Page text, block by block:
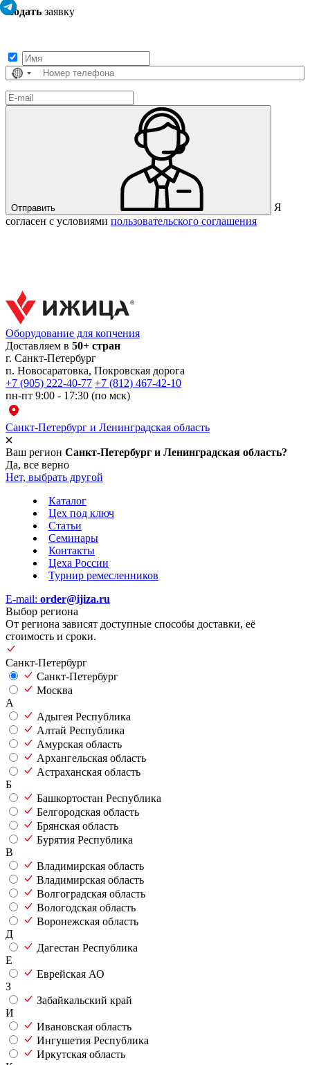
Подать заявку
Страна
выбрана
Отправить
Я
согласен с условиями пользовательского соглашения
Санкт-Петербург и Ленинградская область
Ваш регион Санкт-Петербург и Ленинградская область?
Да, все верно
Нет, выбрать другой
Оборудование для копчения
Доставляем в 50+ стран
г. Санкт-Петербург
п. Новосаратовка, Покровская дорога
+7 (905) 222-40-77 +7 (812) 467-42-10
пн-пт 9:00 - 17:30 (по мск)
Каталог
Цех под ключ
Статьи
Семинары
Контакты
Цеха России
Турнир ремесленников
E-mail: order@ijiza.ru
Выбор региона
От региона зависят доступные способы доставки, её
стоимость и сроки.
Санкт-Петербург
Санкт-Петербург
Москва
А
Адыгея Республика
Алтай Республика
Амурская область
Архангельская область
Астраханская область
Б
Башкортостан Республика
Белгородская область
Брянская область
Бурятия Республика
В
Владимирская область
Владимирская область
Волгоградская область
Вологодская область
Воронежская область
Д
Дагестан Республика
Е
Еврейская АО
З
Забайкальский край
И
Ивановская область
Ингушетия Республика
Иркутская область